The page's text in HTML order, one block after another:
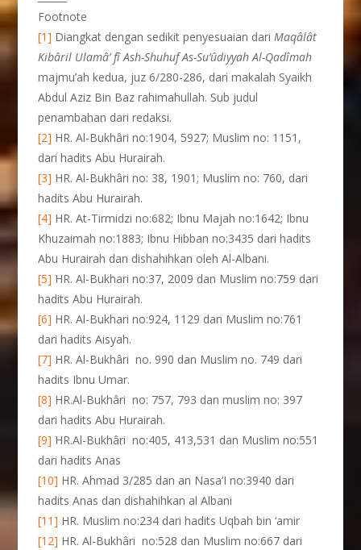
Footnote
[1] Diangkat dengan sedikit penyesuaian dariMaqâlât
Kibâril Ulamâ’ fî Ash-Shuhuf As-Su’ûdiyyah Al-Qadîmah
majmu’ah kedua, juz 6/280-286, dari makalah Syaikh
Abdul Aziz Bin Baz rahimahullah. Sub judul
penambahan dari redaksi.
[2] HR. Al-Bukhâri no:1904, 5927; Muslim no: 1151,
dari hadits Abu Hurairah.
[3] HR. Al-Bukhâri no: 38, 1901; Muslim no: 760, dari
hadits Abu Hurairah.
[4] HR. At-Tirmidzi no:682; Ibnu Majah no:1642; Ibnu
Khuzaimah no:1883; Ibnu Hibban no:3435 dari hadits
Abu Hurairah dan dishahihkan oleh Al-Albani.
[5] HR. Al-Bukhari no:37, 2009 dan Muslim no:759 dari
hadits Abu Hurairah.
[6] HR. Al-Bukhari no:924, 1129 dan Muslim no:761
dari hadits Aisyah.
[7] HR. Al-Bukhâri no. 990 dan Muslim no. 749 dari
hadits Ibnu Umar.
[8] HR.Al-Bukhâri no: 757, 793 dan muslim no: 397
dari hadits Abu Hurairah.
[9] HR.Al-Bukhâri no:405, 413,531 dan Muslim no:551
dari hadits Anas
[10] HR. Ahmad 3/285 dan an Nasa’I no:3940 dari
hadits Anas dan dishahihkan al Albani
[11] HR. Muslim no:234 dari hadits Uqbah bin ‘amir
[12] HR. Al-Bukhâri no:528 dan Muslim no:667 dari